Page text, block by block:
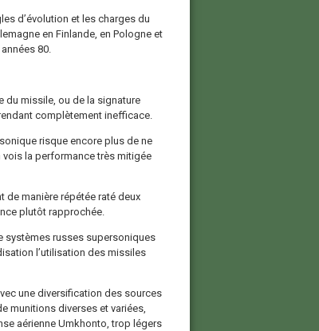
d’évolution et les charges du
en Finlande, en Pologne et
80.
du missile, ou de la signature
complètement inefficace.
risque encore plus de ne
la performance très mitigée
de manière répétée raté deux
plutôt rapprochée.
systèmes russes supersoniques
l’utilisation des missiles
une diversification des sources
munitions diverses et variées,
aérienne Umkhonto, trop légers